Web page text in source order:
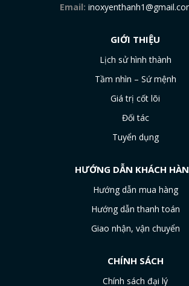
Email:
GIỚI THIỆU
Lịch sử hình thành
Tầm nhìn – Sứ mệnh
Giá trị cốt lõi
Đối tác
Tuyển dụng
HƯỚNG DẪN KHÁCH
Hướng dẫn mua hàng
Hướng dẫn thanh toán
Giao nhận, vận chuyển
CHÍNH SÁCH
Chính sách đại lý